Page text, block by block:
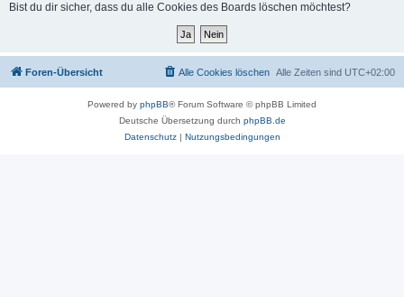
Bist du dir sicher, dass du alle Cookies des Boards löschen möchtest?
Foren-Übersicht Alle Zeiten sind UTC+02:00
Alle Cookies löschen
Powered by phpBB® Forum Software © phpBB Limited
Deutsche Übersetzung durch phpBB.de
Datenschutz| Nutzungsbedingungen